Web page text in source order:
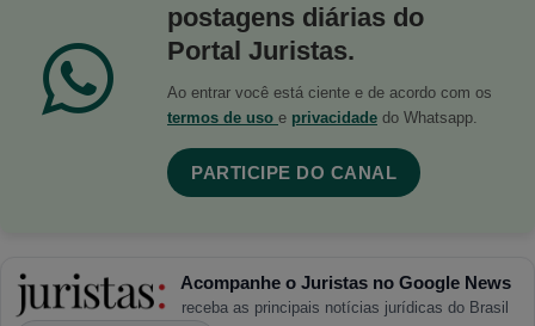
postagens diárias do
Portal Juristas.
Ao entrar você está ciente e de acordo com os
termos de uso e privacidade do Whatsapp.
PARTICIPE DO CANAL
Acompanhe o Juristas no Google News
receba as principais notícias jurídicas do Brasil